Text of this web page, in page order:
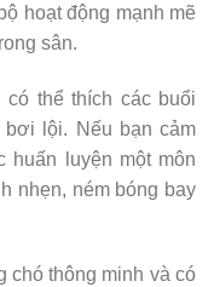
hoạt động mạnh mẽ
sân.
có thể thích các buổi
lội. Nếu bạn cảm
huấn luyện một môn
nhẹn, ném bóng bay
chó thông minh và có